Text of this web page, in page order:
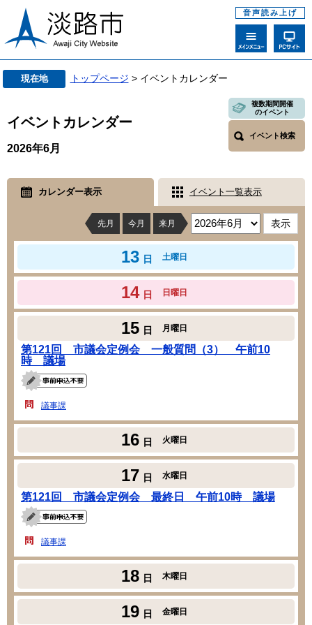
音声読み上げ
現在地 トップページ > イベントカレンダー
イベントカレンダー
複数期間開催
のイベント
イベント検索
2026年6月
カレンダー表示 イベント一覧表示
先月 今月 来月
13 日 土曜日
14 日 日曜日
15 日 月曜日
第121回 市議会定例会 一般質問（3） 午前10
時 議場
議事課
16 日 火曜日
17 日 水曜日
第121回 市議会定例会 最終日 午前10時 議場
議事課
18 日 木曜日
19 日 金曜日